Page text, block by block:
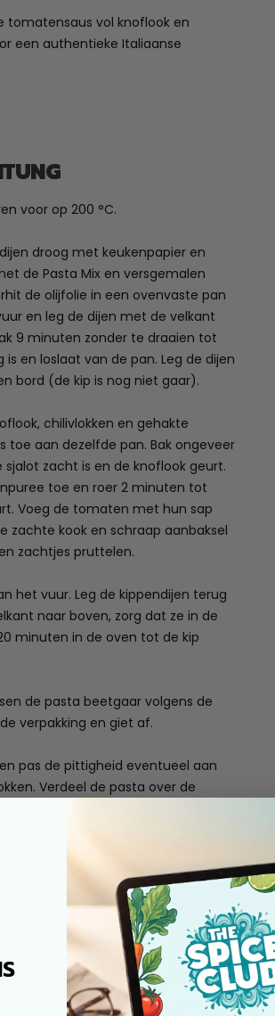
tomatensaus vol knoflook en
een authentieke Italiaanse
voor op 200 °C.
droog met keukenpapier en
de Pasta Mix en versgemalen
de olijfolie in een ovenvaste pan
en leg de dijen met de velkant
9 minuten zonder te draaien tot
is en loslaat van de pan. Leg de dijen
bord (de kip is nog niet gaar).
chilivlokken en gehakte
toe aan dezelfde pan. Bak ongeveer
zacht is en de knoflook geurt.
toe en roer 2 minuten tot
Voeg de tomaten met hun sap
zachte kook en schraap aanbaksel
zachtjes pruttelen.
het vuur. Leg de kippendijen terug
naar boven, zorg dat ze in de
minuten in de oven tot de kip
de pasta beetgaar volgens de
verpakking en giet af.
pas de pittigheid eventueel aan
Verdeel de pasta over de